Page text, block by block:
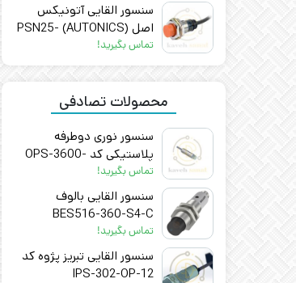
سنسور القایی آتونیکس
اصل (AUTONICS) PSN25-
5DP
تماس بگیرید!
محصولات تصادفی
سنسور نوری دوطرفه
پلاستیکی کد OPS-3600-
CN-18 تبریز پژوه
تماس بگیرید!
سنسور القایی بالوف
BES516-360-S4-C
تماس بگیرید!
سنسور القایی تبریز پژوه کد
IPS-302-OP-12